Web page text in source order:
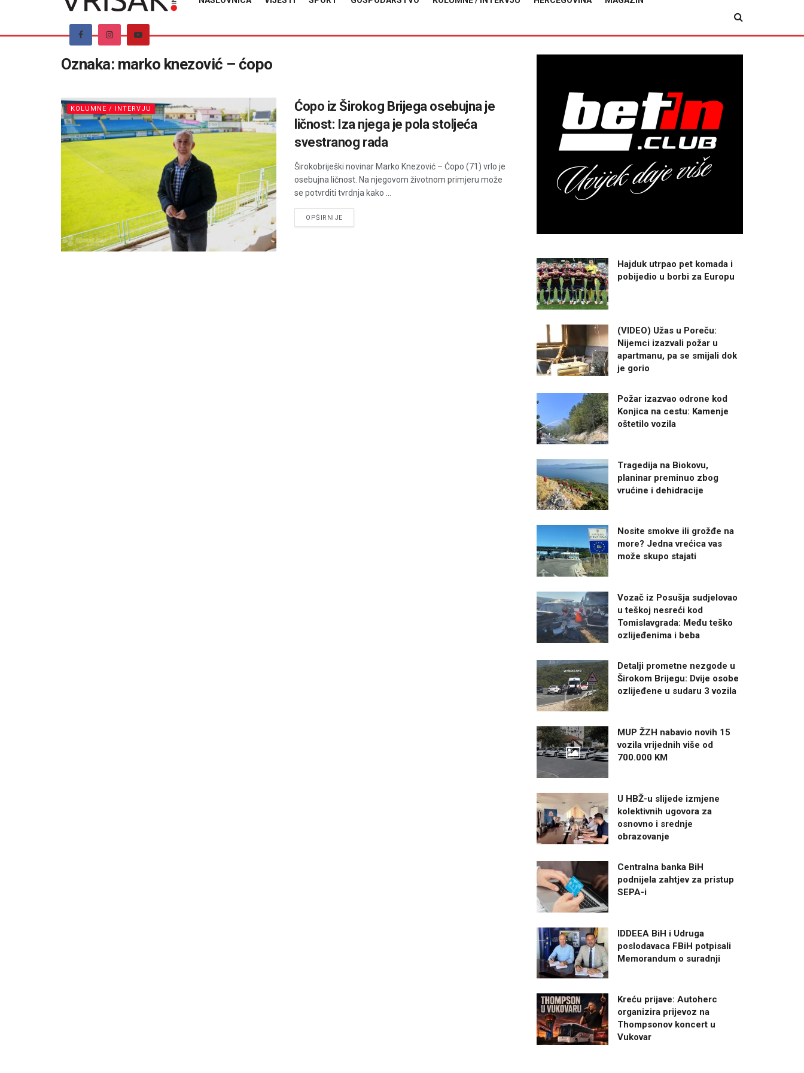
Oznaka: marko knezović – ćopo
KOLUMNE / INTERVJU
Ćopo iz Širokog Brijega osebujna je
ličnost: Iza njega je pola stoljeća
svestranog rada
Širokobriješki novinar Marko Knezović – Ćopo (71) vrlo je
osebujna ličnost. Na njegovom životnom primjeru može
se potvrditi tvrdnja kako ...
OPŠIRNIJEDETAILS
Hajduk utrpao pet komada i
pobijedio u borbi za Europu
(VIDEO) Užas u Poreču:
Nijemci izazvali požar u
apartmanu, pa se smijali dok
je gorio
Požar izazvao odrone kod
Konjica na cestu: Kamenje
oštetilo vozila
Tragedija na Biokovu,
planinar preminuo zbog
vrućine i dehidracije
Nosite smokve ili grožđe na
more? Jedna vrećica vas
može skupo stajati
Vozač iz Posušja sudjelovao
u teškoj nesreći kod
Tomislavgrada: Među teško
ozlijeđenima i beba
Detalji prometne nezgode u
Širokom Brijegu: Dvije osobe
ozlijeđene u sudaru 3 vozila
MUP ŽZH nabavio novih 15
vozila vrijednih više od
700.000 KM
U HBŽ-u slijede izmjene
kolektivnih ugovora za
osnovno i srednje
obrazovanje
Centralna banka BiH
podnijela zahtjev za pristup
SEPA-i
IDDEEA BiH i Udruga
poslodavaca FBiH potpisali
Memorandum o suradnji
Kreću prijave: Autoherc
organizira prijevoz na
Thompsonov koncert u
Vukovar